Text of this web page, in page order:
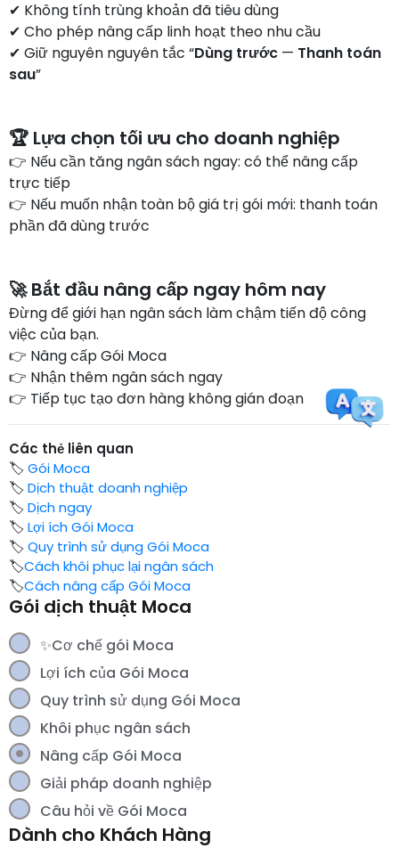
✔ Không tính trùng khoản đã tiêu dùng
✔ Cho phép nâng cấp linh hoạt theo nhu cầu
✔ Giữ nguyên nguyên tắc “Dùng trước — Thanh toán
sau”
🏆 Lựa chọn tối ưu cho doanh nghiệp
👉 Nếu cần tăng ngân sách ngay: có thể nâng cấp
trực tiếp
👉 Nếu muốn nhận toàn bộ giá trị gói mới: thanh toán
phần đã dùng trước
🚀 Bắt đầu nâng cấp ngay hôm nay
Đừng để giới hạn ngân sách làm chậm tiến độ công
việc của bạn.
👉 Nâng cấp Gói Moca
👉 Nhận thêm ngân sách ngay
👉 Tiếp tục tạo đơn hàng không gián đoạn
Các thẻ liên quan
🏷️ Gói Moca
🏷️ Dịch thuật doanh nghiệp
🏷️ Dịch ngay
🏷️ Lợi ích Gói Moca
🏷️ Quy trình sử dụng Gói Moca
🏷️Cách khôi phục lại ngân sách
🏷️Cách nâng cấp Gói Moca
Gói dịch thuật Moca
✨Cơ chế gói Moca
Lợi ích của Gói Moca
Quy trình sử dụng Gói Moca
Khôi phục ngân sách
Nâng cấp Gói Moca
Giải pháp doanh nghiệp
Câu hỏi về Gói Moca
Dành cho Khách Hàng